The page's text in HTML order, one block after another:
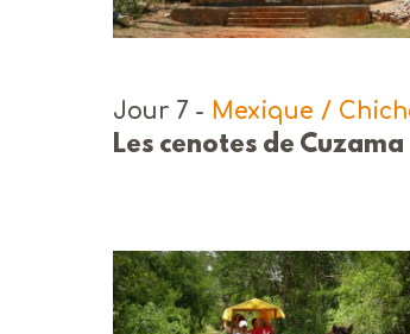
Jour 7 - Mexique /
Les cenotes de Cuzama